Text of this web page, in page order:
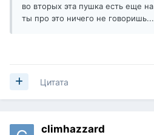
во вторых эта пушка есть еще
ты про это ничего не говоришь...
Цитата
climhazzard